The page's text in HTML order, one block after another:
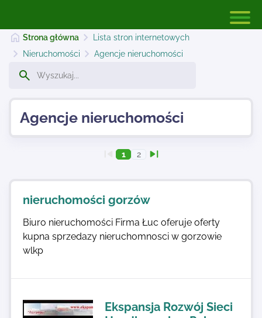
Strona główna
Lista stron internetowych
Nieruchomości
Agencje nieruchomości
Agencje nieruchomości
1 2
nieruchomości gorzów
Biuro nieruchomości Firma Łuc oferuje oferty
kupna sprzedazy nieruchomnosci w gorzowie
wlkp
Ekspansja Rozwój Sieci